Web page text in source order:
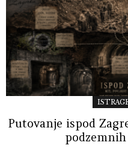
Putovanje ispod